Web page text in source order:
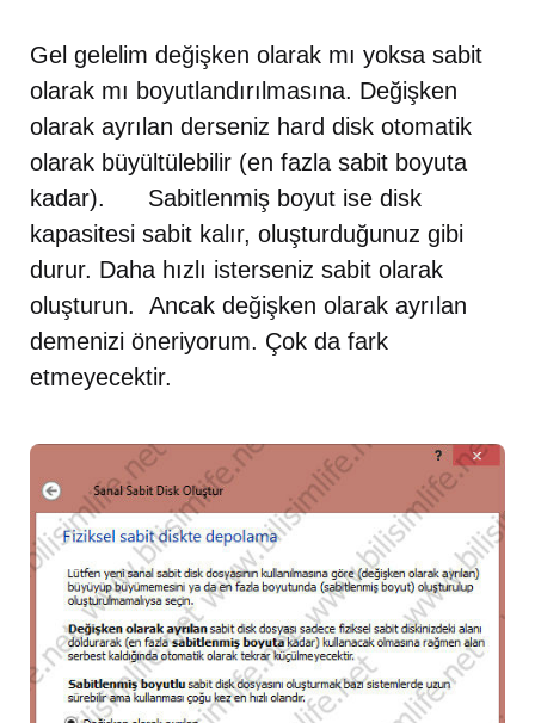
Gel gelelim değişken olarak mı yoksa sabit
olarak mı boyutlandırılmasına. Değişken
olarak ayrılan derseniz hard disk otomatik
olarak büyültülebilir (en fazla sabit boyuta
kadar). Sabitlenmiş boyut ise disk
kapasitesi sabit kalır, oluşturduğunuz gibi
durur. Daha hızlı isterseniz sabit olarak
oluşturun. Ancak değişken olarak ayrılan
demenizi öneriyorum. Çok da fark
etmeyecektir.